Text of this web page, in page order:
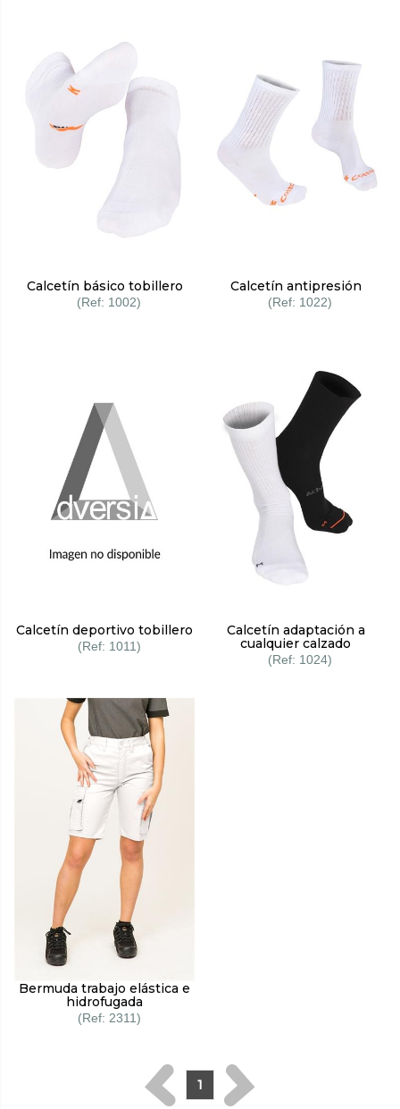
Calcetín básico tobillero
1002
Calcetín antipresión
1022
Calcetín deportivo tobillero
1011
Calcetín adaptación a
cualquier calzado
1024
Bermuda trabajo elástica e
hidrofugada
2311
1